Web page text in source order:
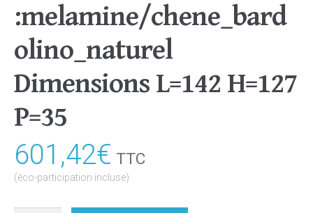
:melamine/chene_bard
olino_naturel
Dimensions L=142 H=127
P=35
601,42€ TTC
(éco-participation incluse)